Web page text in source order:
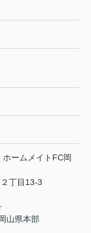
ームメイトFC岡
丁目13-3
山県本部